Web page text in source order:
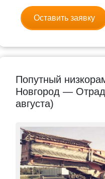
Оставить заявку
Попутный
Новгород —
августа)